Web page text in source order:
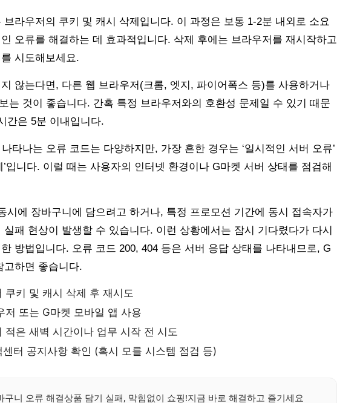
라우저의 쿠키 및 캐시 삭제입니다. 이 과정은 보통 1-2분 내외로 소요
오류를 해결하는 데 효과적입니다. 삭제 후에는 브라우저를 재시작하고
시도해보세요.
않는다면, 다른 웹 브라우저(크롬, 엣지, 파이어폭스 등)를 사용하거나
는 것이 좋습니다. 간혹 특정 브라우저와의 호환성 문제일 수 있기 때문
간은 5분 이내입니다.
타나는 오류 코드는 다양하지만, 가장 흔한 경우는 ‘일시적인 서버 오류’
’입니다. 이럴 때는 사용자의 인터넷 환경이나 G마켓 서버 상태를 점검해
시에 장바구니에 담으려고 하거나, 특정 프로모션 기간에 동시 접속자가
패 현상이 발생할 수 있습니다. 이런 상황에서는 잠시 기다렸다가 다시
방법입니다. 오류 코드 200, 404 등은 서버 응답 상태를 나타내므로, G
고하면 좋습니다.
쿠키 및 캐시 삭제 후 재시도
저 또는 G마켓 모바일 앱 사용
적은 새벽 시간이나 업무 시작 전 시도
센터 공지사항 확인 (혹시 모를 시스템 점검 등)
구니 오류 해결상품 담기 실패, 막힘없이 쇼핑!지금 바로 해결하고 즐기세요